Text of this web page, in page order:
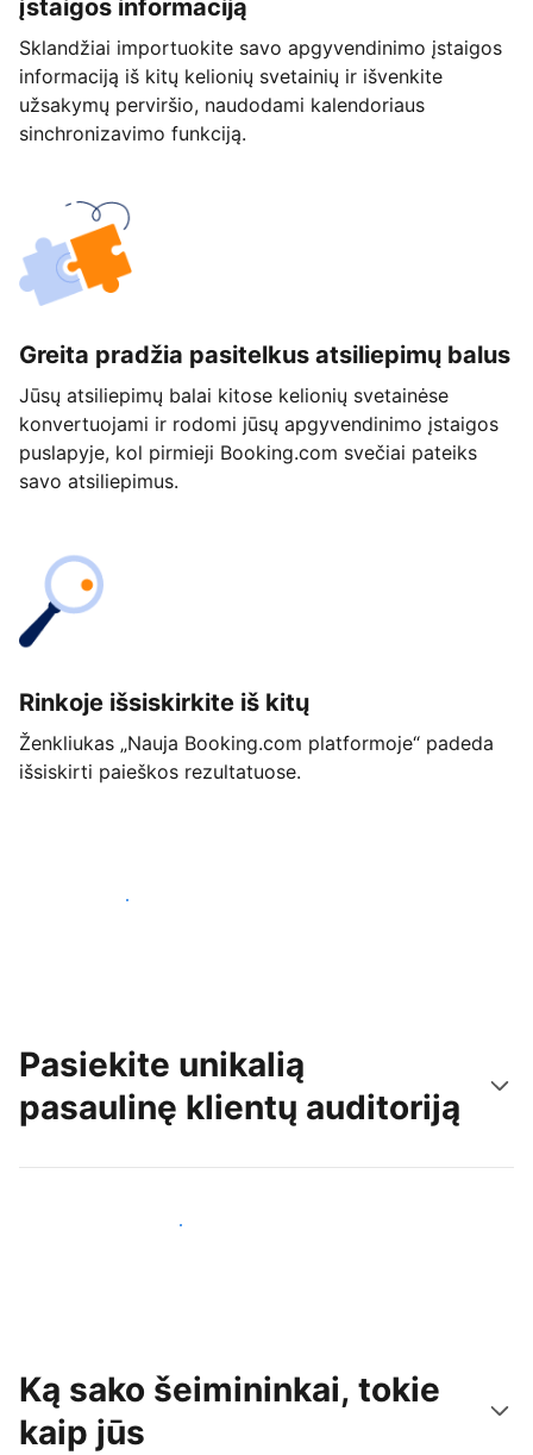
įstaigos informaciją
Sklandžiai importuokite savo apgyvendinimo įstaigos
informaciją iš kitų kelionių svetainių ir išvenkite
užsakymų perviršio, naudodami kalendoriaus
sinchronizavimo funkciją.
Greita pradžia pasitelkus atsiliepimų balus
Jūsų atsiliepimų balai kitose kelionių svetainėse
konvertuojami ir rodomi jūsų apgyvendinimo įstaigos
puslapyje, kol pirmieji Booking.com svečiai pateiks
savo atsiliepimus.
Rinkoje išsiskirkite iš kitų
Ženkliukas „Nauja Booking.com platformoje“ padeda
išsiskirti paieškos rezultatuose.
Pradėti jau šiandien
Pasiekite unikalią
pasaulinę klientų auditoriją
Pritraukti naujų svečių šiandien
Ką sako šeimininkai, tokie
kaip jūs